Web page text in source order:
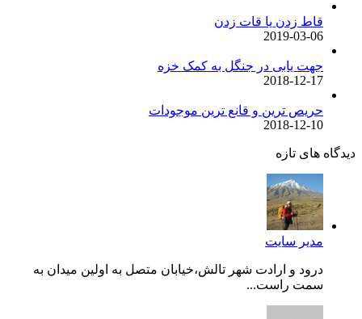
قاط زدن یا قات زدن
2019-03-06
جهت یابی در جنگل به کمک خزه
2018-12-17
حریص ترین و قانع ترین موجودات
2018-12-10
دیدگاه های تازه
مدیر سایت
درود و ارادت شهر تالش،خیابان متصل به اولین میدان به
سمت راست...